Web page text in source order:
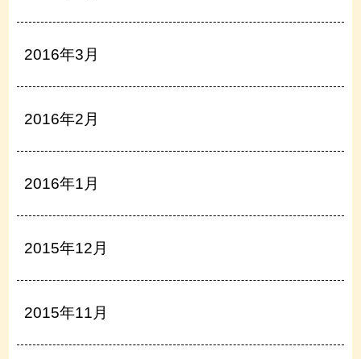
2016年3月
2016年2月
2016年1月
2015年12月
2015年11月